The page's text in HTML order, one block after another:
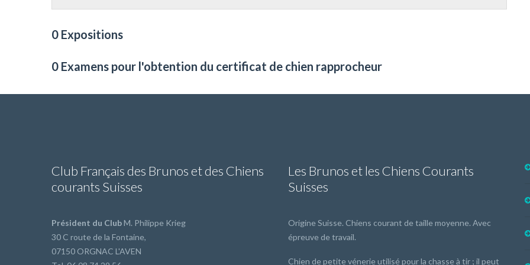
0 Expositions
0 Examens pour l'obtention du certificat de chien rapprocheur
Club Français des Brunos et des Chiens
courants Suisses
Président du ClubM. Philippe Krieg
30 C route de la Fontaine,
07150 ORGNAC L'AVEN
Les Brunos et les Chiens Courants
Suisses
Origine Suisse. Chiens courant de taille moyenne. Avec
épreuve de travail.
Chien de petite vénerie utilisé pour la chasse à tir ; il peut